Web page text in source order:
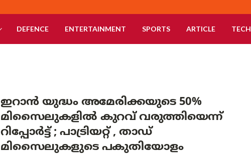
DEFENCE ENTERTAINMENT SPORTS ARTICLE TECH
ഇറാൻ യുദ്ധം അമേരിക്കയുടെ 50%
മിസൈലുകളിൽ കുറവ് വരുത്തിയെന്ന്
റിപ്പോർട്ട് ; പാട്രിയറ്റ് , താഡ്
മിസൈലുകളുടെ പകുതിയോളം